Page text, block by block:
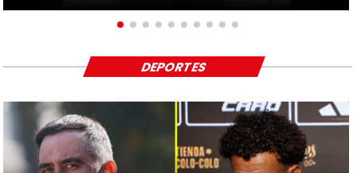
DEPORTES